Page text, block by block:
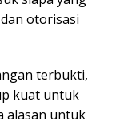
otorisasi
terbukti,
kuat untuk
alasan untuk